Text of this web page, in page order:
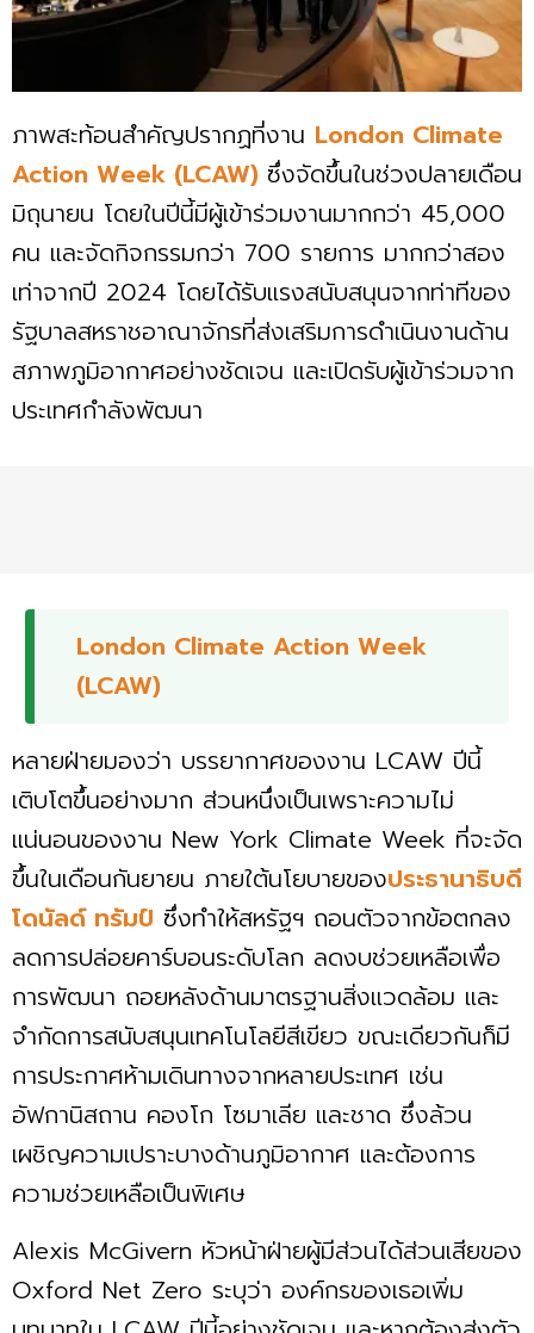
ภาพสะท้อนสำคัญปรากฏที่งาน London Climate
Action Week (LCAW) ซึ่งจัดขึ้นในช่วงปลายเดือน
มิถุนายน โดยในปีนี้มีผู้เข้าร่วมงานมากกว่า 45,000
คน และจัดกิจกรรมกว่า 700 รายการ มากกว่าสอง
เท่าจากปี 2024 โดยได้รับแรงสนับสนุนจากท่าทีของ
รัฐบาลสหราชอาณาจักรที่ส่งเสริมการดำเนินงานด้าน
สภาพภูมิอากาศอย่างชัดเจน และเปิดรับผู้เข้าร่วมจาก
ประเทศกำลังพัฒนา
London Climate Action Week
(LCAW)
หลายฝ่ายมองว่า บรรยากาศของงาน LCAW ปีนี้
เติบโตขึ้นอย่างมาก ส่วนหนึ่งเป็นเพราะความไม่
แน่นอนของงาน New York Climate Week ที่จะจัด
ขึ้นในเดือนกันยายน ภายใต้นโยบายของประธานาธิบดี
โดนัลด์ ทรัมป์ ซึ่งทำให้สหรัฐฯ ถอนตัวจากข้อตกลง
ลดการปล่อยคาร์บอนระดับโลก ลดงบช่วยเหลือเพื่อ
การพัฒนา ถอยหลังด้านมาตรฐานสิ่งแวดล้อม และ
จำกัดการสนับสนุนเทคโนโลยีสีเขียว ขณะเดียวกันก็มี
การประกาศห้ามเดินทางจากหลายประเทศ เช่น
อัฟกานิสถาน คองโก โซมาเลีย และชาด ซึ่งล้วน
เผชิญความเปราะบางด้านภูมิอากาศ และต้องการ
ความช่วยเหลือเป็นพิเศษ
Alexis McGivern หัวหน้าฝ่ายผู้มีส่วนได้ส่วนเสียของ
Oxford Net Zero ระบุว่า องค์กรของเธอเพิ่ม